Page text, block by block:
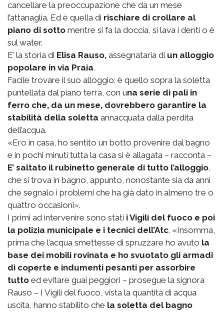
cancellare la preoccupazione che da un mese
l’attanaglia. Ed è quella di rischiare di crollare al
piano di sotto mentre si fa la doccia, si lava i denti o è
sul water.
E’ la storia di Elisa Rauso, assegnataria di un alloggio
popolare in via Praia.
Facile trovare il suo alloggio: è quello sopra la soletta
puntellata dal piano terra, con una serie di pali in
ferro che, da un mese, dovrebbero garantire la
stabilità della soletta annacquata dalla perdita
dell’acqua.
«Ero in casa, ho sentito un botto provenire dal bagno
e in pochi minuti tutta la casa si è allagata – racconta –
E’ saltato il rubinetto generale di tutto l’alloggio,
che si trova in bagno, appunto, nonostante sia da anni
che segnalo i problemi che ha già dato in almeno tre o
quattro occasioni».
I primi ad intervenire sono stati i Vigili del fuoco e poi
la polizia municipale e i tecnici dell’Atc. «Insomma,
prima che l’acqua smettesse di spruzzare ho avuto la
base dei mobili rovinata e ho svuotato gli armadi
di coperte e indumenti pesanti per assorbire
tutto ed evitare guai peggiori – prosegue la signora
Rauso – I Vigili del fuoco, vista la quantità di acqua
uscita, hanno stabilito che la soletta del bagno